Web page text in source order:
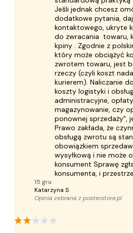
Jeśli jednak chcesz
dodatkowe pytania,
kontaktowego, ukryte
do zwracania towaru,
kpiny . Zgodnie z
który może obciążyć
zwrotem towaru, jest
rzeczy (czyli koszt
kurierem). Naliczanie
koszty logistyki i
administracyjne,
magazynowanie, czy
ponownej sprzedaży",
Prawo zakłada, że
obsługą zwrotu są
obowiązkiem
wysyłkową i nie może
konsument Sprawę
konsumenta, i
15 gru
Katarzyna S
Opinia zebrana zposterstore.pl